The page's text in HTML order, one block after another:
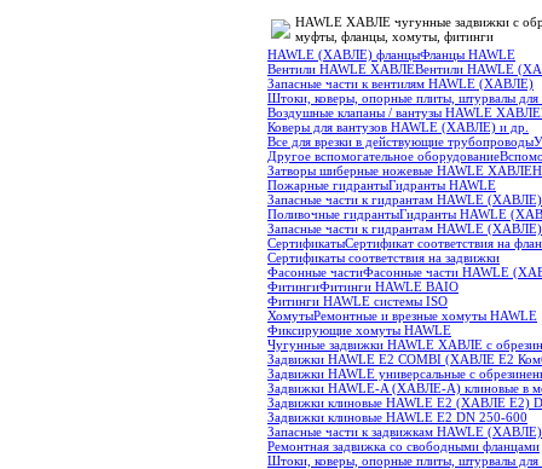
HAWLE ХАВЛЕ чугунные задвижки с
муфты, фланцы, хомуты, фитинги
HAWLE (ХАВЛЕ) фланцыФланцы HAWLE
Вентили HAWLE ХАВЛЕВентили HAWLE
Запасные части к вентилям HAWLE (ХАВЛЕ)
Штоки, коверы, опорные плиты, штурвалы
Воздушные клапаны / вантузы HAWLE ХАВЛЕ
Коверы для вантузов HAWLE (ХАВЛЕ) и др.
Все для врезки в действующие трубопроводы
Другое вспомогательное оборудование
Затворы шиберные ножевые HAWLE ХАВЛЕ
Пожарные гидрантыГидранты HAWLE
Запасные части к гидрантам HAWLE (ХАВЛЕ)
Поливочные гидрантыГидранты HAWLE
Запасные части к гидрантам HAWLE (ХАВЛЕ)
СертификатыСертификат соответствия на
Сертификаты соответствия на задвижки
Фасонные частиФасонные части HAWLE
ФитингиФитинги HAWLE BAIO
Фитинги HAWLE системы ISO
ХомутыРемонтные и врезные хомуты HAWLE
Фиксирующие хомуты HAWLE
Чугунные задвижки HAWLE ХАВЛЕ с
Задвижки HAWLE E2 COMBI (ХАВЛЕ Е2
Задвижки HAWLE универсальные с
Задвижки HAWLE-A (ХАВЛЕ-А) клиновые в
Задвижки клиновые HAWLE E2 (ХАВЛЕ Е2)
Задвижки клиновые HAWLE E2 DN 250-600
Запасные части к задвижкам HAWLE (ХАВЛЕ)
Ремонтная задвижка со свободными фланцами
Штоки, коверы, опорные плиты, штурвалы